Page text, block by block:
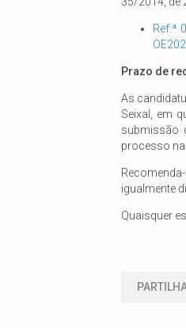
Ref.ª
Prazo de
As
Seixal, em
submissão
processo na
igualmente
Quaisquer